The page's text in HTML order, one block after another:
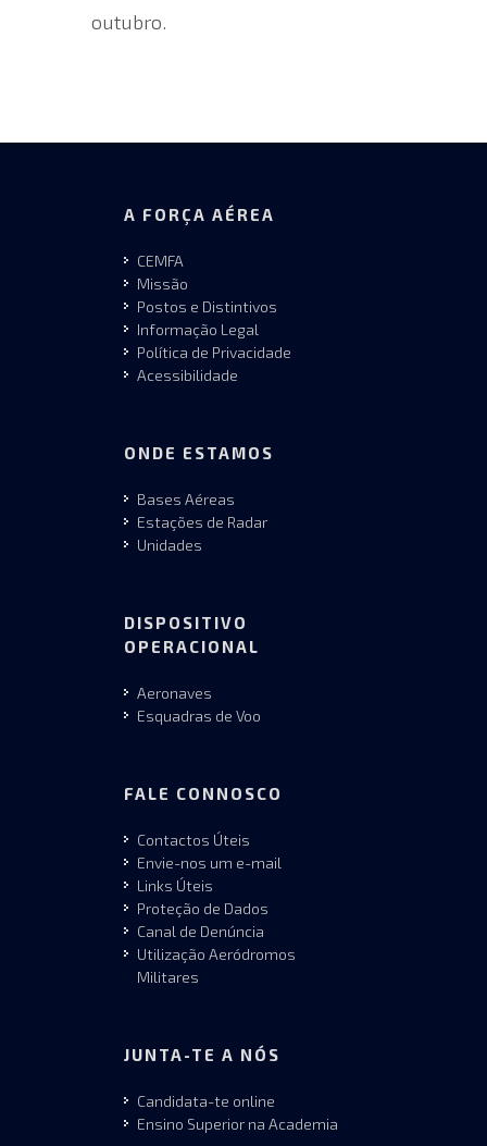
outubro.
A FORÇA AÉREA
CEMFA
Missão
Postos e Distintivos
Informação Legal
Política de Privacidade
Acessibilidade
ONDE ESTAMOS
Bases Aéreas
Estações de Radar
Unidades
DISPOSITIVO
OPERACIONAL
Aeronaves
Esquadras de Voo
FALE CONNOSCO
Contactos Úteis
Envie-nos um e-mail
Links Úteis
Proteção de Dados
Canal de Denúncia
Utilização Aeródromos
Militares
JUNTA-TE A NÓS
Candidata-te online
Ensino Superior na Academia